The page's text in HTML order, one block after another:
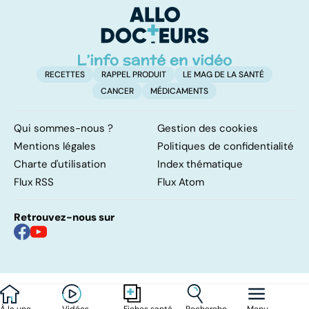
d'angine ?
RECETTES RAPPEL PRODUIT
LE MAG DE LA SANTÉ
CANCER
MÉDICAMENTS
Qui sommes-nous ?
Gestion des cookies
Mentions légales
Politiques de confidentialité
Charte d'utilisation
Index thématique
Flux RSS
Flux Atom
Retrouvez-nous sur